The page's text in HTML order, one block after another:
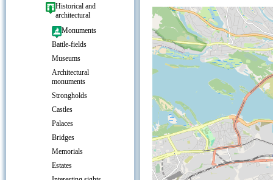
Historical and
architectural
Monuments
Battle-fields
Museums
Architectural
monuments
Strongholds
Castles
Palaces
Bridges
Memorials
Estates